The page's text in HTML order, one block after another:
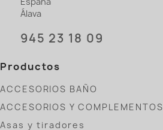
Álava
945 23 18 09
Productos
ACCESORIOS BAÑO
ACCESORIOS Y COMPLEMENTOS
Asas y tiradores